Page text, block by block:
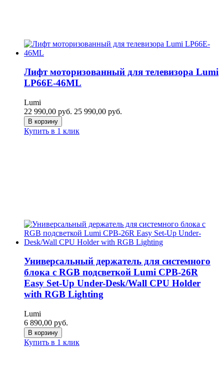
Лифт моторизованный для телевизора Lumi
LP66E-46ML
Lumi
22 990,00 руб. 25 990,00 руб.
В корзину
Купить в 1 клик
Универсальный держатель для системного
блока с RGB подсветкой Lumi CPB-26R
Easy Set-Up Under-Desk/Wall CPU Holder
with RGB Lighting
Lumi
6 890,00 руб.
В корзину
Купить в 1 клик